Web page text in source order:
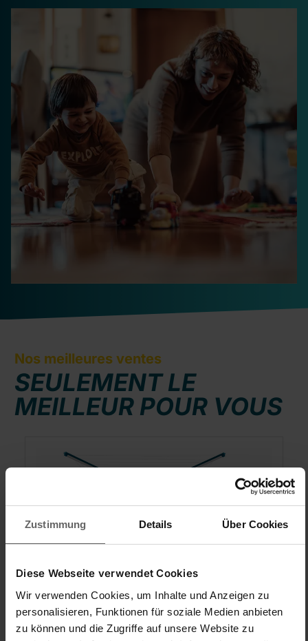
Zustimmung Details Über Cookies
Diese Webseite verwendet Cookies
Wir verwenden Cookies, um Inhalte und Anzeigen zu
personalisieren, Funktionen für soziale Medien anbieten
zu können und die Zugriffe auf unsere Website zu
Nos meilleures ventes
SEULEMENT LE
MEILLEUR POUR VOUS
Séchoir parapluie Linomatic 500
Deluxe Cover